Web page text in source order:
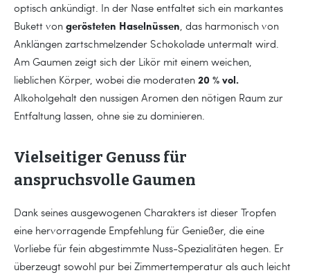
optisch ankündigt. In der Nase entfaltet sich ein markantes
Bukett von gerösteten Haselnüssen, das harmonisch von
Anklängen zartschmelzender Schokolade untermalt wird.
Am Gaumen zeigt sich der Likör mit einem weichen,
lieblichen Körper, wobei die moderaten 20 % vol.
Alkoholgehalt den nussigen Aromen den nötigen Raum zur
Entfaltung lassen, ohne sie zu dominieren.
Vielseitiger Genuss für
anspruchsvolle Gaumen
Dank seines ausgewogenen Charakters ist dieser Tropfen
eine hervorragende Empfehlung für Genießer, die eine
Vorliebe für fein abgestimmte Nuss-Spezialitäten hegen. Er
überzeugt sowohl pur bei Zimmertemperatur als auch leicht